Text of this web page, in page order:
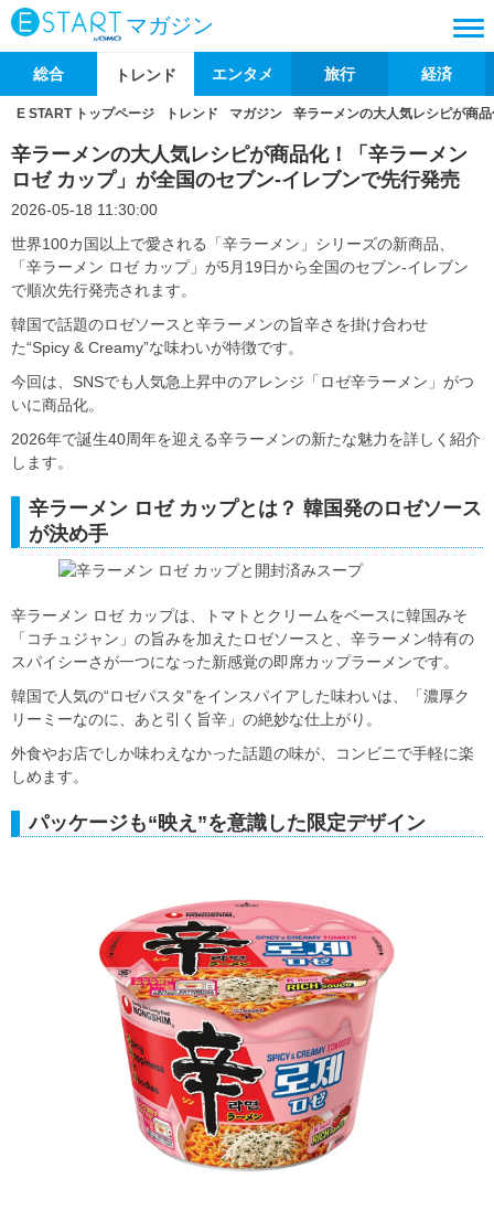
マガジン
総合 トレンド エンタメ 旅行 経済
E START トップページ トレンド マガジン 辛ラーメンの大人気レシピが商
辛ラーメンの大人気レシピが商品化！「辛ラーメン
ロゼ カップ」が全国のセブン-イレブンで先行発売
2026-05-18 11:30:00
世界100カ国以上で愛される「辛ラーメン」シリーズの新商品、
「辛ラーメン ロゼ カップ」が5月19日から全国のセブン‐イレブン
で順次先行発売されます。
韓国で話題のロゼソースと辛ラーメンの旨辛さを掛け合わせ
た“Spicy & Creamy”な味わいが特徴です。
今回は、SNSでも人気急上昇中のアレンジ「ロゼ辛ラーメン」がつ
いに商品化。
2026年で誕生40周年を迎える辛ラーメンの新たな魅力を詳しく紹介
します。
辛ラーメン ロゼ カップとは？ 韓国発のロゼソース
が決め手
辛ラーメン ロゼ カップは、トマトとクリームをベースに韓国みそ
「コチュジャン」の旨みを加えたロゼソースと、辛ラーメン特有の
スパイシーさが一つになった新感覚の即席カップラーメンです。
韓国で人気の“ロゼパスタ”をインスパイアした味わいは、「濃厚ク
リーミーなのに、あと引く旨辛」の絶妙な仕上がり。
外食やお店でしか味わえなかった話題の味が、コンビニで手軽に楽
しめます。
パッケージも“映え”を意識した限定デザイン